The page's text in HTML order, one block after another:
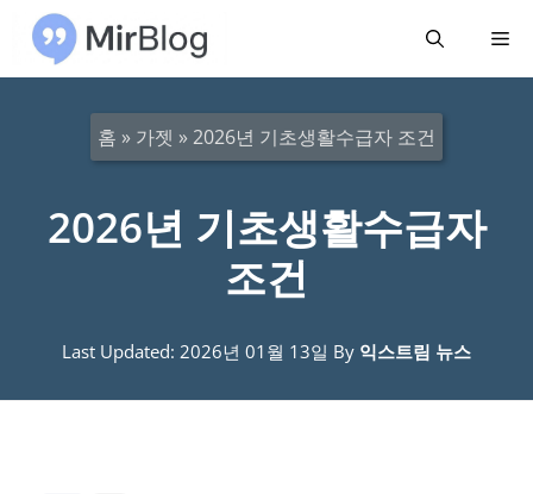
메
홈 » 가젯 »2026년 기초생활수급자 조건
2026년 기초생활수급자
조건
Last Updated: 2026년 01월 13일 By 익스트림 뉴스